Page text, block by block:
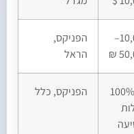
הפניקס,
הראל
הפניקס, כלל